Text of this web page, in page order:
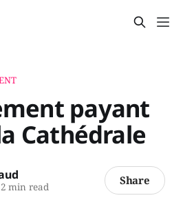
payant
Cathédrale
min read Share